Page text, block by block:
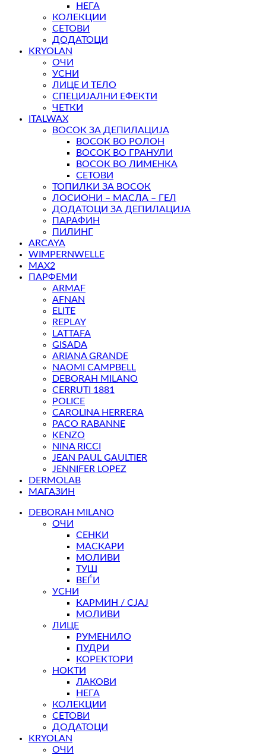
НЕГА
КОЛЕКЦИИ
СЕТОВИ
ДОДАТОЦИ
KRYOLAN
ОЧИ
УСНИ
ЛИЦЕ И ТЕЛО
СПЕЦИЈАЛНИ ЕФЕКТИ
ЧЕТКИ
ITALWAX
ВОСОК ЗА ДЕПИЛАЦИЈА
ВОСОК ВО РОЛОН
ВОСОК ВО ГРАНУЛИ
ВОСОК ВО ЛИМЕНКА
СЕТОВИ
ТОПИЛКИ ЗА ВОСОК
ЛОСИОНИ – МАСЛА – ГЕЛ
ДОДАТОЦИ ЗА ДЕПИЛАЦИЈА
ПАРАФИН
ПИЛИНГ
ARCAYA
WIMPERNWELLE
MAX2
ПАРФЕМИ
ARMAF
AFNAN
ELITE
REPLAY
LATTAFA
GISADA
ARIANA GRANDE
NAOMI CAMPBELL
DEBORAH MILANO
CERRUTI 1881
POLICE
CAROLINA HERRERA
PACO RABANNE
KENZO
NINA RICCI
JEAN PAUL GAULTIER
JENNIFER LOPEZ
DERMOLAB
МАГАЗИН
DEBORAH MILANO
ОЧИ
СЕНКИ
МАСКАРИ
МОЛИВИ
ТУШ
ВЕЃИ
УСНИ
КАРМИН / СЈАЈ
МОЛИВИ
ЛИЦЕ
РУМЕНИЛО
ПУДРИ
КОРЕКТОРИ
НОКТИ
ЛАКОВИ
НЕГА
КОЛЕКЦИИ
СЕТОВИ
ДОДАТОЦИ
KRYOLAN
ОЧИ